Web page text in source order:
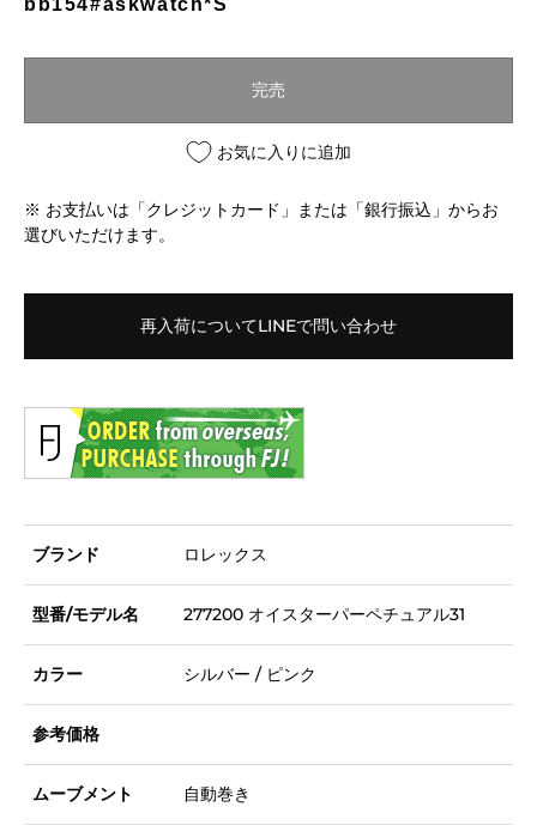
bb154#askwatch*S
完売
お気に入りに追加
※ お支払いは「クレジットカード」または「銀行振込」からお
選びいただけます。
再入荷についてLINEで問い合わせ
ブランド ロレックス
型番/モデル名 277200 オイスターパーペチュアル31
カラー シルバー / ピンク
参考価格
ムーブメント 自動巻き